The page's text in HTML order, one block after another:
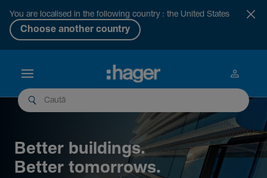
You are localised in the following country : the United States
Choose another country
Better buil­dings.
Better tomor­rows.